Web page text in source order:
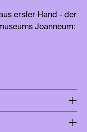
erster Hand - der
Joanneum: